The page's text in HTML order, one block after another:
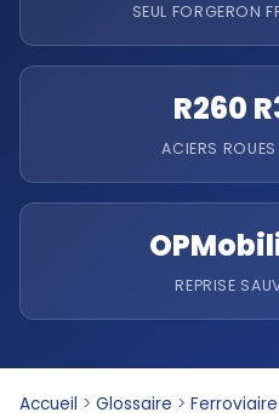
SEUL FORGERON
R260
ACIERS
REPRISE
Accueil > Glossaire > Ferroviaire